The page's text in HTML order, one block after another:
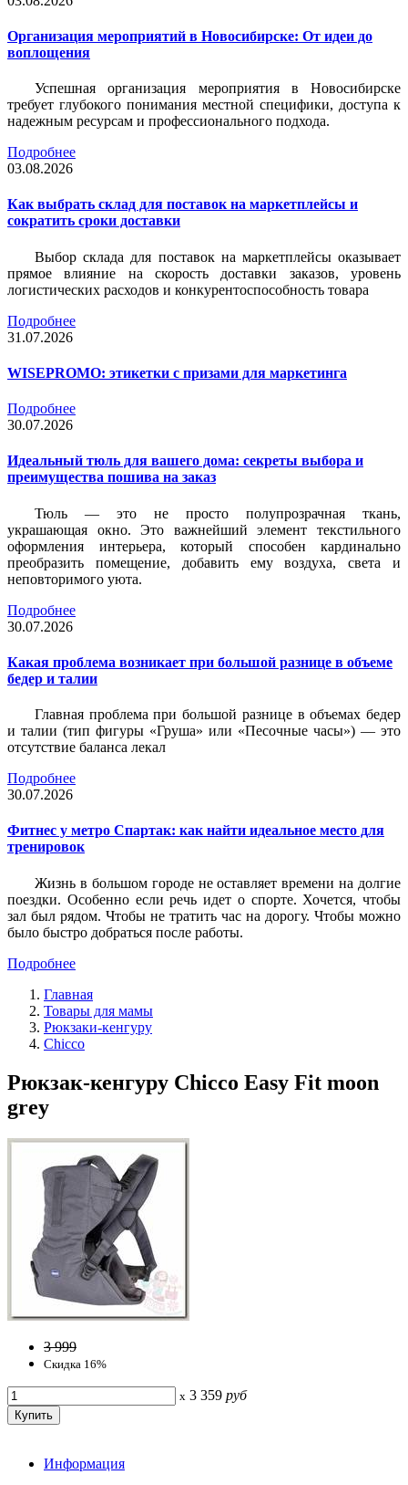
Организация мероприятий в Новосибирске: От идеи до
воплощения
Успешная организация мероприятия в Новосибирске
требует глубокого понимания местной специфики, доступа к
надежным ресурсам и профессионального подхода.
Подробнее
03.08.2026
Как выбрать склад для поставок на маркетплейсы и
сократить сроки доставки
Выбор склада для поставок на маркетплейсы оказывает
прямое влияние на скорость доставки заказов, уровень
логистических расходов и конкурентоспособность товара
Подробнее
31.07.2026
WISEPROMO: этикетки с призами для маркетинга
Подробнее
30.07.2026
Идеальный тюль для вашего дома: секреты выбора и
преимущества пошива на заказ
Тюль — это не просто полупрозрачная ткань,
украшающая окно. Это важнейший элемент текстильного
оформления интерьера, который способен кардинально
преобразить помещение, добавить ему воздуха, света и
неповторимого уюта.
Подробнее
30.07.2026
Какая проблема возникает при большой разнице в объеме
бедер и талии
Главная проблема при большой разнице в объемах бедер
и талии (тип фигуры «Груша» или «Песочные часы») — это
отсутствие баланса лекал
Подробнее
30.07.2026
Фитнес у метро Спартак: как найти идеальное место для
тренировок
Жизнь в большом городе не оставляет времени на долгие
поездки. Особенно если речь идет о спорте. Хочется, чтобы
зал был рядом. Чтобы не тратить час на дорогу. Чтобы можно
было быстро добраться после работы.
Подробнее
Главная
Товары для мамы
Рюкзаки-кенгуру
Chicco
Рюкзак-кенгуру Chicco Easy Fit moon
grey
3 999
Скидка 16%
x 3 359 руб
Информация